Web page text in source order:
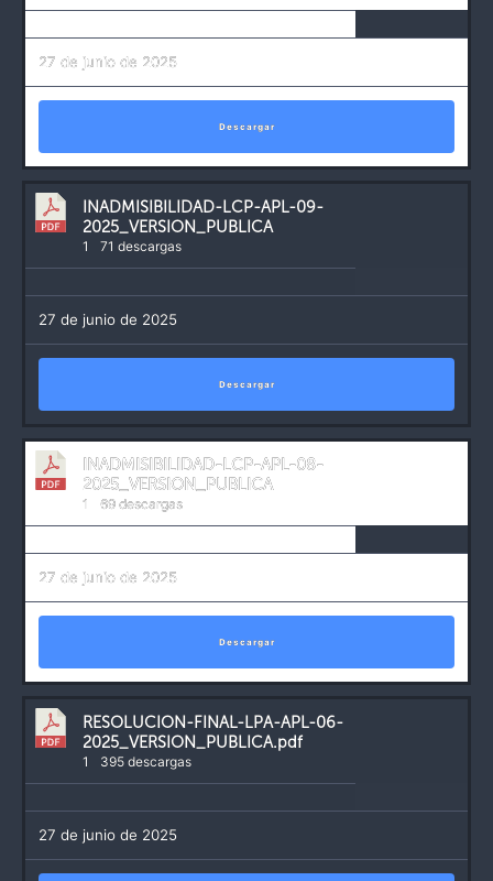
27 de junio de 2025
Descargar
INADMISIBILIDAD-LCP-APL-09-
2025_VERSION_PUBLICA
1 71 descargas
27 de junio de 2025
Descargar
INADMISIBILIDAD-LCP-APL-08-
2025_VERSION_PUBLICA
1 69 descargas
27 de junio de 2025
Descargar
RESOLUCION-FINAL-LPA-APL-06-
2025_VERSION_PUBLICA.pdf
1 395 descargas
27 de junio de 2025